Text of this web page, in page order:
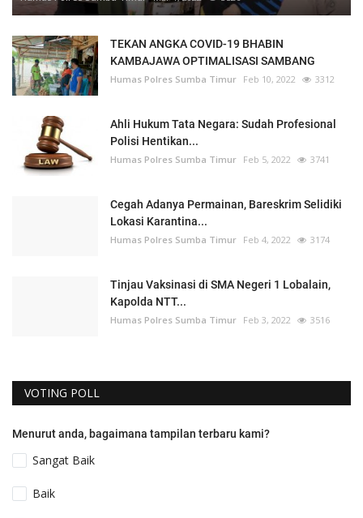
TEKAN ANGKA COVID-19 BHABIN
KAMBAJAWA OPTIMALISASI SAMBANG
Humas Polres Sumba Timur Feb 10, 2022 3312
Ahli Hukum Tata Negara: Sudah Profesional
Polisi Hentikan...
Humas Polres Sumba Timur Feb 5, 2022 3741
Cegah Adanya Permainan, Bareskrim Selidiki
Lokasi Karantina...
Humas Polres Sumba Timur Feb 4, 2022 3174
Tinjau Vaksinasi di SMA Negeri 1 Lobalain,
Kapolda NTT...
Humas Polres Sumba Timur Feb 3, 2022 3516
VOTING POLL
Menurut anda, bagaimana tampilan terbaru kami?
Sangat Baik
Baik